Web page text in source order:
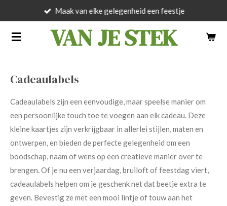
naar
VAN JE STEK
Maak van elke gelegenheid een feestje
Cadeaulabels
Cadeaulabels zijn een eenvoudige, maar speelse manier om
een persoonlijke touch toe te voegen aan elk cadeau. Deze
kleine kaartjes zijn verkrijgbaar in allerlei stijlen, maten en
ontwerpen, en bieden de perfecte gelegenheid om een
boodschap, naam of wens op een creatieve manier over te
brengen. Of je nu een verjaardag, bruiloft of feestdag viert,
cadeaulabels helpen om je geschenk net dat beetje extra te
geven. Bevestig ze met een mooi lintje of touw aan het